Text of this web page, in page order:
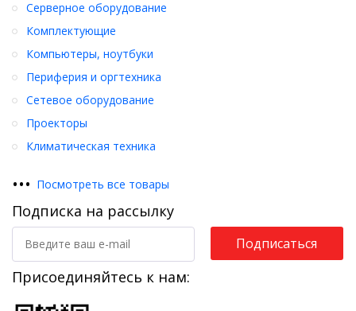
Серверное оборудование
Комплектующие
Компьютеры, ноутбуки
Периферия и оргтехника
Сетевое оборудование
Проекторы
Климатическая техника
••• Посмотреть все товары
Подписка на рассылку
Подписаться
Присоединяйтесь к нам: